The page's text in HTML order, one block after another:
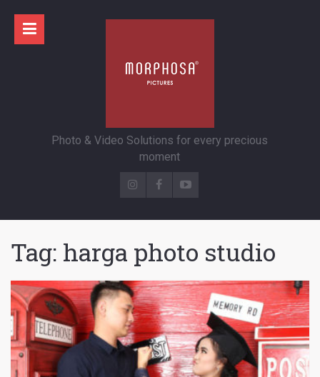
Photo & Video Solutions for every precious
moment
Tag: harga photo studio